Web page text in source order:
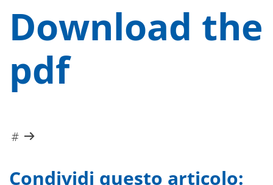
Download the
pdf
Condividi questo articolo: